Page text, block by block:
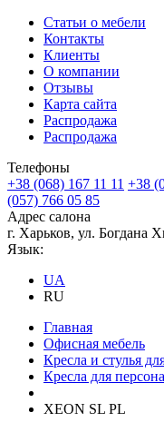
Статьи о мебели
Контакты
Клиенты
О компании
Отзывы
Карта сайта
Распродажа
Распродажа
Телефоны
+38 (068) 167 11 11 +38
(057) 766 05 85
Адрес салона
г. Харьков, ул. Богдана
Язык:
UA
RU
Главная
Офисная мебель
Кресла и стулья
Кресла для
XEON SL PL